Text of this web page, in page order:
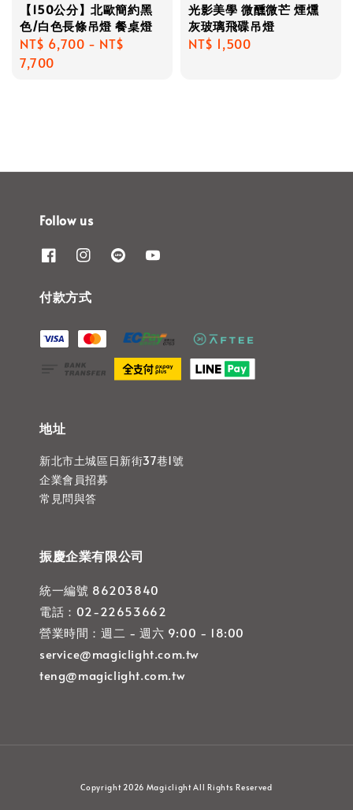
【150公分】北歐簡約黑
色/白色長條吊燈 餐桌燈
Regular
price
NT$ 6,700 - NT$
7,700
光影美學 微醺微芒 煙燻
灰玻璃飛碟吊燈
Regular
NT$ 1,500
Follow us
付款方式
地址
新北市土城區日新街37巷1號
企業會員招募
常見問與答
振慶企業有限公司
統一編號 86203840
電話：02-22653662
營業時間：週二 - 週六 9:00 - 18:00
service@magiclight.com.tw
teng@magiclight.com.tw
Copyright 2026 Magiclight All Rights Reserved